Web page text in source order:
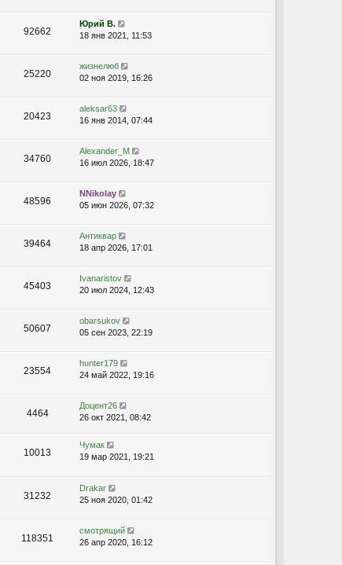
л
е
щ
92662
Юрий В.
18 янв 2021, 11:53
25220
жизнелюб
02 ноя 2019, 16:26
20423
aleksar63
16 янв 2014, 07:44
34760
Alexander_M
16 июл 2026, 18:47
48596
NNikolay
05 июн 2026, 07:32
39464
Антиквар
18 апр 2026, 17:01
45403
Ivanaristov
20 июл 2024, 12:43
50607
obarsukov
05 сен 2023, 22:19
23554
hunter179
24 май 2022, 19:16
4464
Доцент26
26 окт 2021, 08:42
10013
Чумак
19 мар 2021, 19:21
31232
Drakar
25 ноя 2020, 01:42
118351
смотрящий
26 апр 2020, 16:12